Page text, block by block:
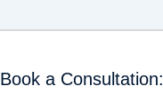
Book a Consultation: